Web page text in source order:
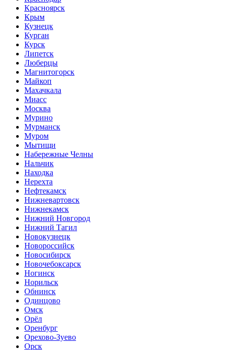
Красноярск
Крым
Кузнецк
Курган
Курск
Липетск
Люберцы
Магнитогорск
Майкоп
Махачкала
Миасс
Москва
Мурино
Мурманск
Муром
Мытищи
Набережные Челны
Нальчик
Находка
Нерехта
Нефтекамск
Нижневартовск
Нижнекамск
Нижний Новгород
Нижний Тагил
Новокузнецк
Новороссийск
Новосибирск
Новочебоксарск
Ногинск
Норильск
Обнинск
Одинцово
Омск
Орёл
Оренбург
Орехово-Зуево
Орск